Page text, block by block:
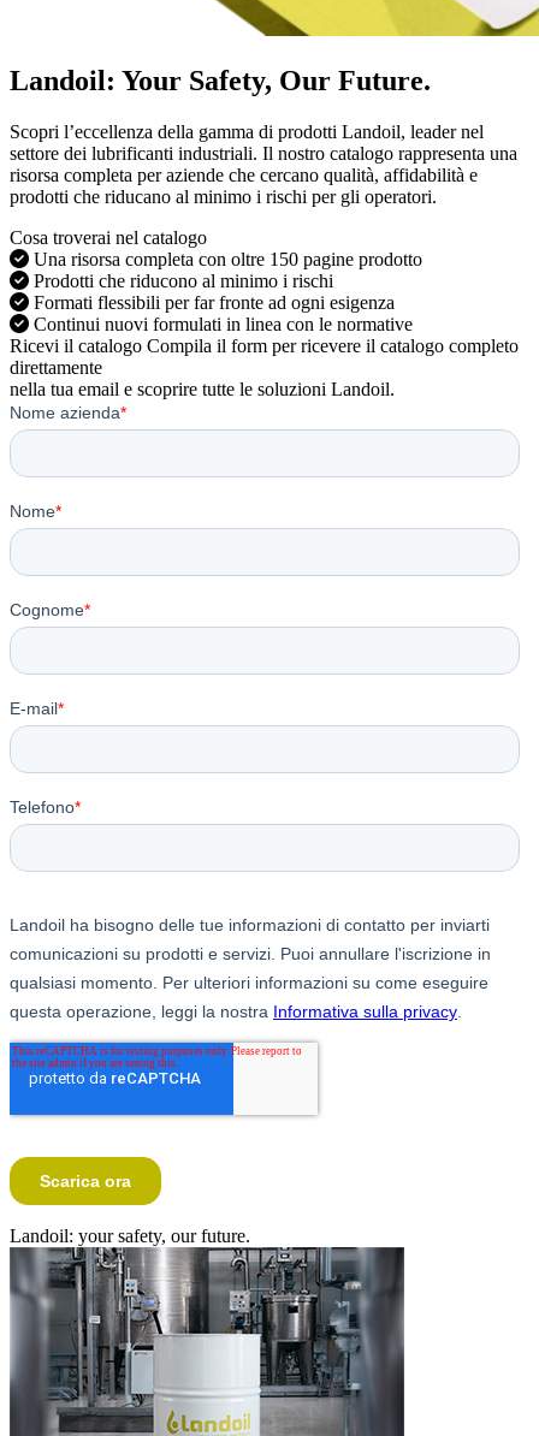
Landoil: Your Safety, Our Future.
Scopri l’eccellenza della gamma di prodotti Landoil, leader nel
settore dei lubrificanti industriali. Il nostro catalogo rappresenta una
risorsa completa per aziende che cercano qualità, affidabilità e
prodotti che riducano al minimo i rischi per gli operatori.
Cosa troverai nel catalogo
Una risorsa completa con oltre 150 pagine prodotto
Prodotti che riducono al minimo i rischi
Formati flessibili per far fronte ad ogni esigenza
Continui nuovi formulati in linea con le normative
Ricevi il catalogo Compila il form per ricevere il catalogo completo
direttamente
nella tua email e scoprire tutte le soluzioni Landoil.
Landoil: your safety, our future.